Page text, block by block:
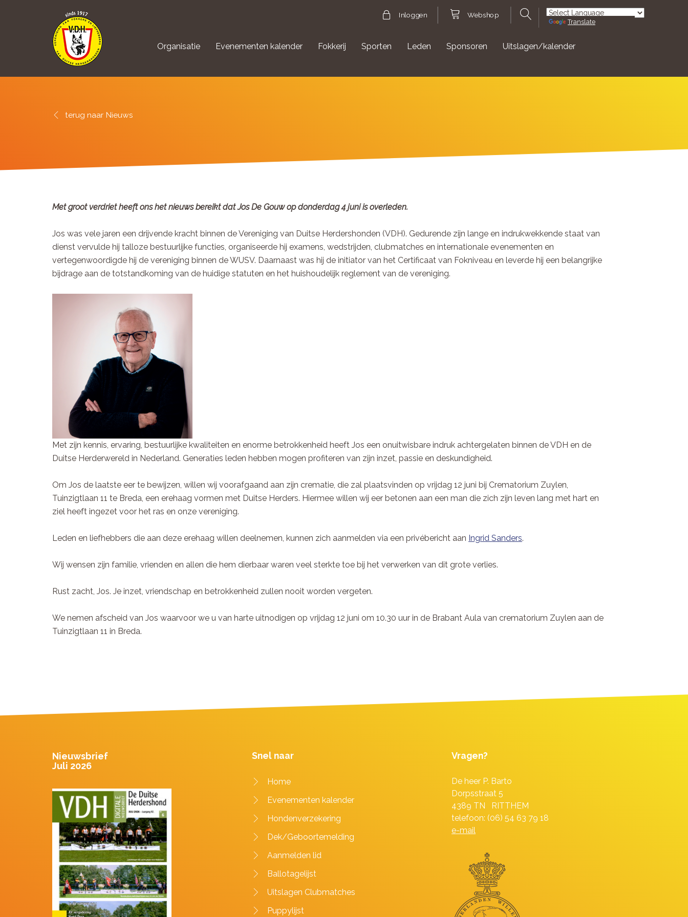
Inloggen Webshop
Powered by
Translate
Organisatie Evenementen kalender Fokkerij Sporten Leden Sponsoren Uitslagen/kalender
Nieuws
Met groot verdriet heeft ons het nieuws bereikt dat Jos De Gouw op donderdag 4 juni is overleden.
Jos was vele jaren een drijvende kracht binnen de Vereniging van Duitse Herdershonden (VDH). Gedurende zijn lange en indrukwekkende staat van
dienst vervulde hij talloze bestuurlijke functies, organiseerde hij examens, wedstrijden, clubmatches en internationale evenementen en
vertegenwoordigde hij de vereniging binnen de WUSV. Daarnaast was hij de initiator van het Certificaat van Fokniveau en leverde hij een belangrijke
bijdrage aan de totstandkoming van de huidige statuten en het huishoudelijk reglement van de vereniging.
Met zijn kennis, ervaring, bestuurlijke kwaliteiten en enorme betrokkenheid heeft Jos een onuitwisbare indruk achtergelaten binnen de VDH en de
Duitse Herderwereld in Nederland. Generaties leden hebben mogen profiteren van zijn inzet, passie en deskundigheid.
Om Jos de laatste eer te bewijzen, willen wij voorafgaand aan zijn crematie, die zal plaatsvinden op vrijdag 12 juni bij Crematorium Zuylen,
Tuinzigtlaan 11 te Breda, een erehaag vormen met Duitse Herders. Hiermee willen wij eer betonen aan een man die zich zijn leven lang met hart en
ziel heeft ingezet voor het ras en onze vereniging.
Leden en liefhebbers die aan deze erehaag willen deelnemen, kunnen zich aanmelden via een privébericht aan Ingrid Sanders.
Wij wensen zijn familie, vrienden en allen die hem dierbaar waren veel sterkte toe bij het verwerken van dit grote verlies.
Rust zacht, Jos. Je inzet, vriendschap en betrokkenheid zullen nooit worden vergeten.
We nemen afscheid van Jos waarvoor we u van harte uitnodigen op vrijdag 12 juni om 10.30 uur in de Brabant Aula van crematorium Zuylen aan de
Tuinzigtlaan 11 in Breda.
Nieuwsbrief
Juli 2026
Snel naar
Home
Evenementen kalender
Hondenverzekering
Dek/Geboortemelding
Aanmelden lid
Ballotagelijst
Uitslagen Clubmatches
Puppylijst
Vragen?
De heer P. Barto
Dorpsstraat 5
4389 TN RITTHEM
telefoon: (06) 54 63 79 18
e-mail